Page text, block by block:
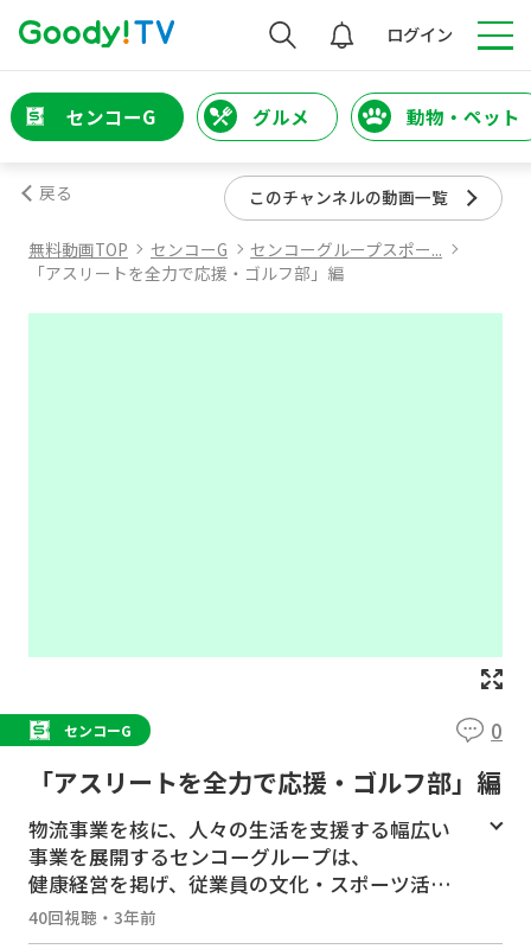
検索 ログイン
センコーG グルメ 動物・ペット
戻る このチャンネルの動画一覧
無料動画TOP センコーG
センコーグループスポー...
「アスリートを全力で応援・ゴルフ部」編
センコーG 0
「アスリートを全力で応援・ゴルフ部」編
物流事業を核に、人々の生活を支援する幅広い
事業を展開するセンコーグループは、
健康経営を掲げ、従業員の文化・スポーツ活
動、健康づくりを応援しています。
40回視聴 ・ 3年前